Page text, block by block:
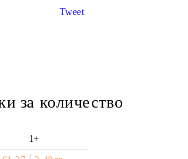
Tweet
за количество
1+